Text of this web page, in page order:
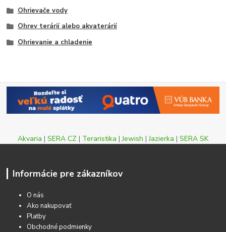
Ohrievače vody
Ohrev terárií alebo akvaterárií
Ohrievanie a chladenie
Akvaria | SERA CZ | Teraristika |Jewish |Jazierka | SERA SK
Informácie pre zákazníkov
O nás
Ako nakupovať
Platby
Obchodné podmienky